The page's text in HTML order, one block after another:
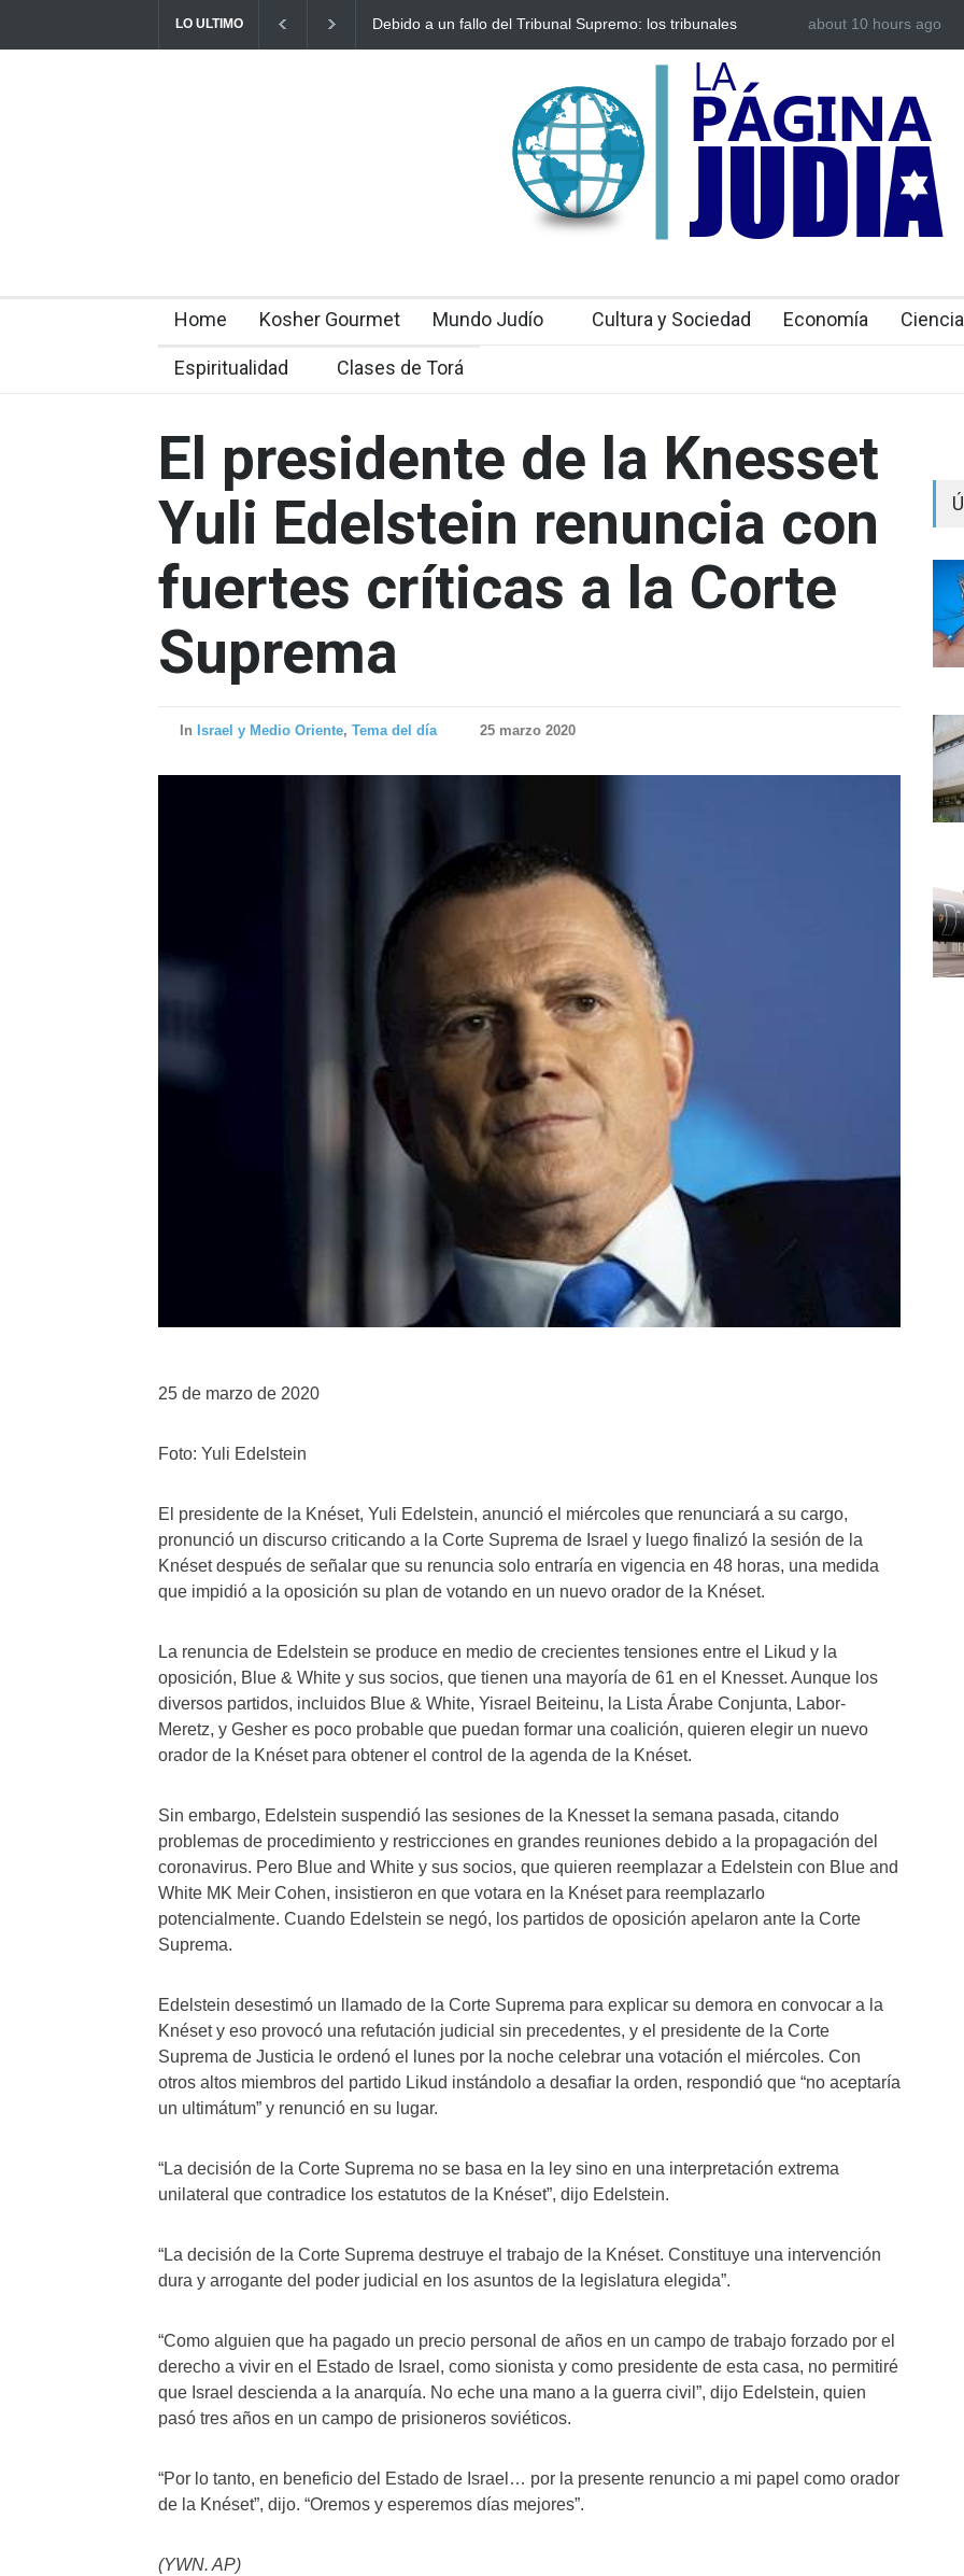
LO ULTIMO
Debido a un fallo del Tribunal Supremo: los tribunales
Tecnología israelí
about 10 hours ago
Home Kosher Gourmet Mundo Judío Cultura y Sociedad Economía
Espiritualidad Clases de Torá
El presidente de la Knesset
Yuli Edelstein renuncia con
fuertes críticas a la Corte
Suprema
In Israel y Medio Oriente, Tema del día 25 marzo 2020
25 de marzo de 2020
Foto: Yuli Edelstein
El presidente de la Knéset, Yuli Edelstein, anunció el miércoles que renunciará a su cargo,
pronunció un discurso criticando a la Corte Suprema de Israel y luego finalizó la sesión de la
Knéset después de señalar que su renuncia solo entraría en vigencia en 48 horas, una medida
que impidió a la oposición su plan de votando en un nuevo orador de la Knéset.
La renuncia de Edelstein se produce en medio de crecientes tensiones entre el Likud y la
oposición, Blue & White y sus socios, que tienen una mayoría de 61 en el Knesset. Aunque los
diversos partidos, incluidos Blue & White, Yisrael Beiteinu, la Lista Árabe Conjunta, Labor-
Meretz, y Gesher es poco probable que puedan formar una coalición, quieren elegir un nuevo
orador de la Knéset para obtener el control de la agenda de la Knéset.
Sin embargo, Edelstein suspendió las sesiones de la Knesset la semana pasada, citando
problemas de procedimiento y restricciones en grandes reuniones debido a la propagación del
coronavirus. Pero Blue and White y sus socios, que quieren reemplazar a Edelstein con Blue and
White MK Meir Cohen, insistieron en que votara en la Knéset para reemplazarlo
potencialmente. Cuando Edelstein se negó, los partidos de oposición apelaron ante la Corte
Suprema.
Edelstein desestimó un llamado de la Corte Suprema para explicar su demora en convocar a la
Knéset y eso provocó una refutación judicial sin precedentes, y el presidente de la Corte
Suprema de Justicia le ordenó el lunes por la noche celebrar una votación el miércoles. Con
otros altos miembros del partido Likud instándolo a desafiar la orden, respondió que “no aceptaría
un ultimátum” y renunció en su lugar.
“La decisión de la Corte Suprema no se basa en la ley sino en una interpretación extrema
unilateral que contradice los estatutos de la Knéset”, dijo Edelstein.
“La decisión de la Corte Suprema destruye el trabajo de la Knéset. Constituye una intervención
dura y arrogante del poder judicial en los asuntos de la legislatura elegida”.
“Como alguien que ha pagado un precio personal de años en un campo de trabajo forzado por el
derecho a vivir en el Estado de Israel, como sionista y como presidente de esta casa, no permitiré
que Israel descienda a la anarquía. No eche una mano a la guerra civil”, dijo Edelstein, quien
pasó tres años en un campo de prisioneros soviéticos.
“Por lo tanto, en beneficio del Estado de Israel… por la presente renuncio a mi papel como orador
de la Knéset”, dijo. “Oremos y esperemos días mejores”.
(YWN. AP)